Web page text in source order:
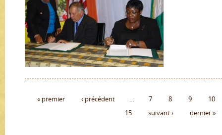
Pages
« premier ‹ précédent … 7 8 9
10
15
suivant › dernier »